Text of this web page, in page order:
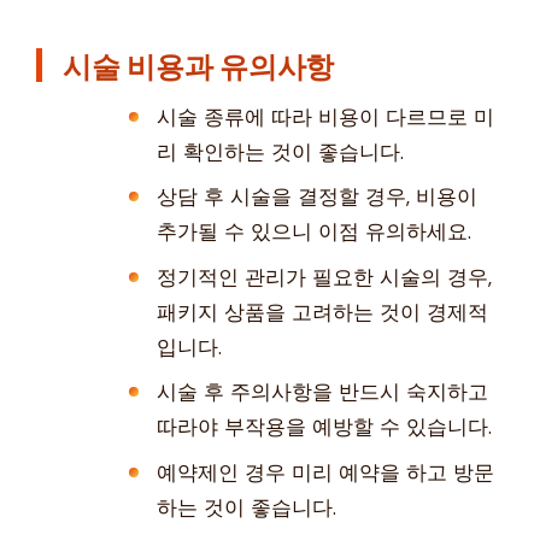
시술 비용과 유의사항
시술 종류에 따라 비용이 다르므로 미
리 확인하는 것이 좋습니다.
상담 후 시술을 결정할 경우, 비용이
추가될 수 있으니 이점 유의하세요.
정기적인 관리가 필요한 시술의 경우,
패키지 상품을 고려하는 것이 경제적
입니다.
시술 후 주의사항을 반드시 숙지하고
따라야 부작용을 예방할 수 있습니다.
예약제인 경우 미리 예약을 하고 방문
하는 것이 좋습니다.